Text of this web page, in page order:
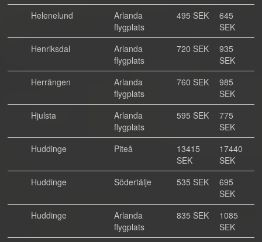
Helenelund
Arlanda
flygplats
495 SEK
645
SEK
Henriksdal
Arlanda
flygplats
720 SEK
935
SEK
Herrängen
Arlanda
flygplats
760 SEK
985
SEK
Hjulsta
Arlanda
flygplats
595 SEK
775
SEK
Huddinge
Piteå
13415
SEK
17440
SEK
Huddinge
Södertälje 535 SEK
695
SEK
Huddinge
Arlanda
flygplats
835 SEK
1085
SEK